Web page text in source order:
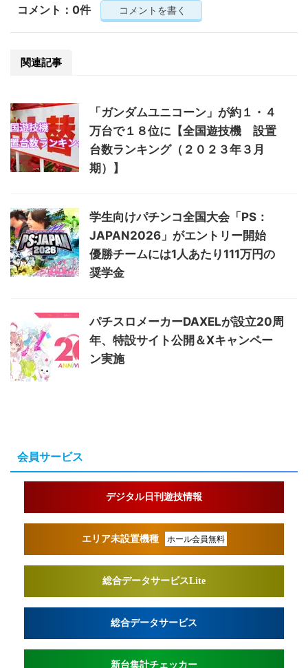
コメント：0件 コメントを書く
関連記事
「ガンダムユニコーン」が約１・４
万台で１８位に【全国遊技機 設置
台数ランキング（２０２３年３月
期）】
学生向けパチンコ全国大会「PS：
JAPAN2026」がエントリー開始
優勝チームには1人あたり111万円の
奨学金
パチスロメーカーDAXELが設立20周
年、特設サイト公開＆Xキャンペー
ン実施
会員サービス
デジタル日刊遊技情報
エリア未設置機種 ホール会員無料
総合データサービスLite
総合データサービス
新台集計チェッカー